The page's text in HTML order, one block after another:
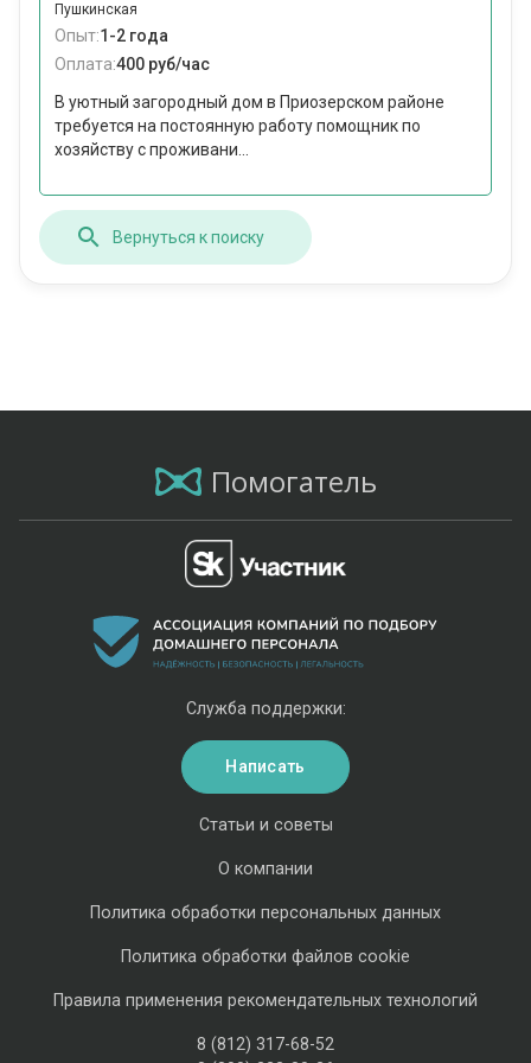
Пушкинская
Опыт:1-2 года
Оплата:400 руб/час
В уютный загородный дом в Приозерском районе
требуется на постоянную работу помощник по
хозяйству с проживани...
Вернуться к поиску
Помогатель
Статьи и советы
О компании
Политика обработки персональных данных
Политика обработки файлов cookie
Правила применения рекомендательных технологий
8 (812) 317-68-52
Служба поддержки:
Написать